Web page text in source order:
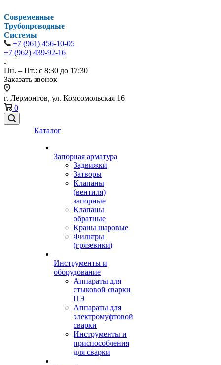
Современные
Трубопроводные
Системы
+7 (961) 456-10-05
+7 (962) 439-92-16
Пн. – Пт.: с 8:30 до 17:30
Заказать звонок
г. Лермонтов, ул. Комсомольская 16
0
Каталог
Запорная арматура
Задвижки
Затворы
Клапаны
(вентиля)
запорные
Клапаны
обратные
Краны шаровые
Фильтры
(грязевики)
Инструменты и
оборудование
Аппараты для
стыковой сварки
ПЭ
Аппараты для
электромуфтовой
сварки
Инструменты и
приспособления
для сварки